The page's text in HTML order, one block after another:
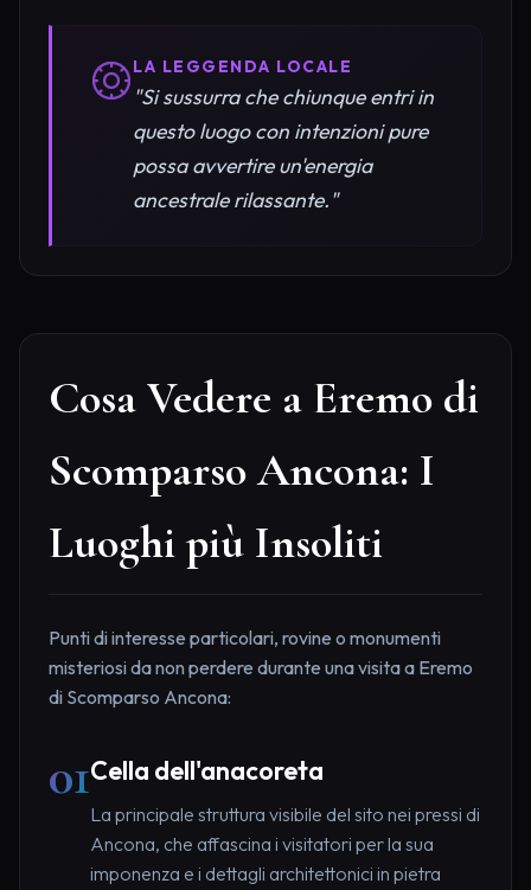
LA LEGGENDA LOCALE
"Si sussurra che chiunque entri in
questo luogo con intenzioni pure
possa avvertire un'energia
ancestrale rilassante."
Cosa Vedere a Eremo di
Scomparso Ancona: I
Luoghi più Insoliti
Punti di interesse particolari, rovine o monumenti
misteriosi da non perdere durante una visita a Eremo
di Scomparso Ancona:
01Cella dell'anacoreta
La principale struttura visibile del sito nei pressi di
Ancona, che affascina i visitatori per la sua
imponenza e i dettagli architettonici in pietra